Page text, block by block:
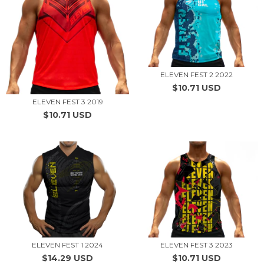
ELEVEN FEST 3 2019
$10.71 USD
ELEVEN FEST 2 2022
$10.71 USD
ELEVEN FEST 1 2024
$14.29 USD
ELEVEN FEST 3 2023
$10.71 USD